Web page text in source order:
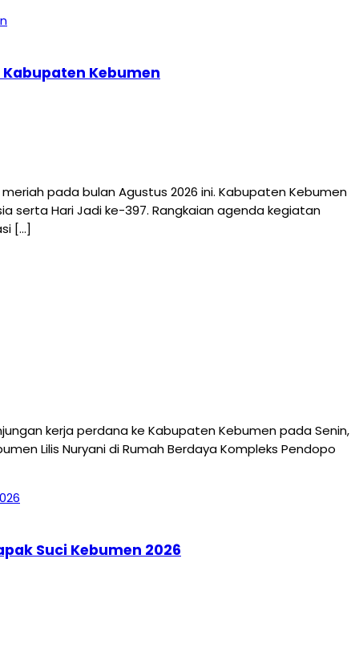
Kabupaten Kebumen
pada bulan Agustus 2026 ini. Kabupaten Kebumen
serta Hari Jadi ke-397. Rangkaian agenda kegiatan
[…]
kerja perdana ke Kabupaten Kebumen pada Senin,
Lilis Nuryani di Rumah Berdaya Kompleks Pendopo
Suci Kebumen 2026